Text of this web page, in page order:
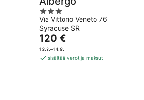
3
out
of
5
Via Vittorio Veneto 76
Syracuse SR
Hinta
on
120 €
120 €
13.8.–14.8.
sisältää verot ja maksut